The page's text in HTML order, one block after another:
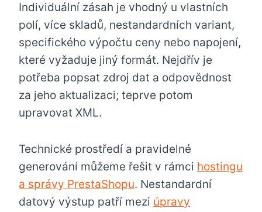
Individuální zásah je vhodný u vlastních
polí, více skladů, nestandardních variant,
specifického výpočtu ceny nebo napojení,
které vyžaduje jiný formát. Nejdřív je
potřeba popsat zdroj dat a odpovědnost
za jeho aktualizaci; teprve potom
upravovat XML.
Technické prostředí a pravidelné
generování můžeme řešit v rámci hostingu
a správy PrestaShopu. Nestandardní
datový výstup patří mezi úpravy